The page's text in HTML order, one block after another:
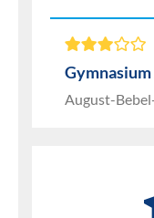
August-